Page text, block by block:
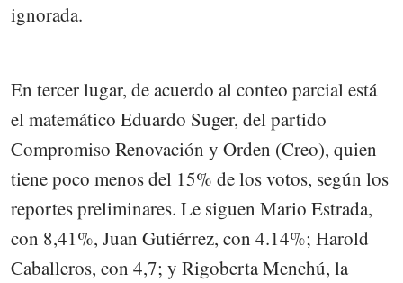
ignorada.
En tercer lugar, de acuerdo al conteo parcial está
el matemático Eduardo Suger, del partido
Compromiso Renovación y Orden (Creo), quien
tiene poco menos del 15% de los votos, según los
reportes preliminares. Le siguen Mario Estrada,
con 8,41%, Juan Gutiérrez, con 4.14%; Harold
Caballeros, con 4,7; y Rigoberta Menchú, la